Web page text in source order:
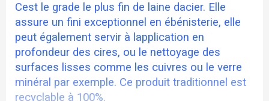
Cest le grade le plus fin de laine dacier. Elle
assure un fini exceptionnel en ébénisterie, elle
peut également servir à lapplication en
profondeur des cires, ou le nettoyage des
surfaces lisses comme les cuivres ou le verre
minéral par exemple. Ce produit traditionnel est
recyclable à 100%.